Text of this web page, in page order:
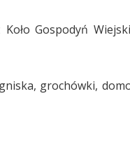
Gospodyń
grochówki,